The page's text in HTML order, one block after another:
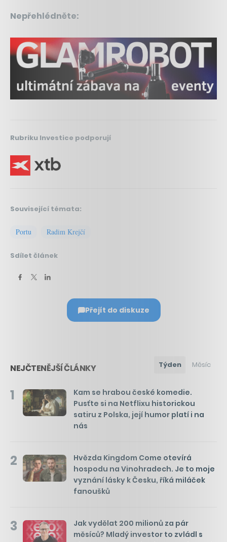
Nepřehlédněte:
Rubriku Investice podporují
Související témata:
Portu Radim Krejčí
Sdílet článek
Přejít do diskuze
NEJČTENĚJŠÍ ČLÁNKY Týden Měsíc
1
Kam se hrabou české komedie.
Pusťte si na Netflixu historickou
satiru z Polska, její humor platí i na
nás
2
Hvězda Kingdom Come otevírá
hospodu na Vinohradech. Je to moje
vyznání lásky k Česku, říká miláček
fanoušků
3
Jak vydělat 200 milionů za pár
měsíců? Mladý investor to zvládl s